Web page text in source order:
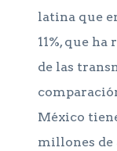
latina que
11%, que
de las
México
millones de